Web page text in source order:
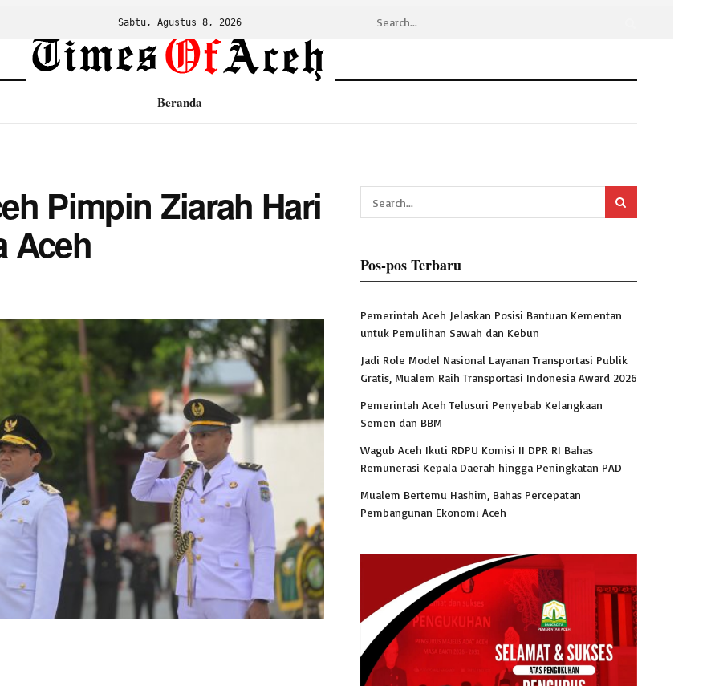
Sabtu, Agustus 8, 2026
Beranda
Pimpin Ziarah Hari
Aceh
Pos-pos Terbaru
Pemerintah Aceh Jelaskan Posisi Bantuan Kementan
untuk Pemulihan Sawah dan Kebun
Jadi Role Model Nasional Layanan Transportasi Publik
Gratis, Mualem Raih Transportasi Indonesia Award 2026
Pemerintah Aceh Telusuri Penyebab Kelangkaan
Semen dan BBM
Wagub Aceh Ikuti RDPU Komisi II DPR RI Bahas
Remunerasi Kepala Daerah hingga Peningkatan PAD
Mualem Bertemu Hashim, Bahas Percepatan
Pembangunan Ekonomi Aceh